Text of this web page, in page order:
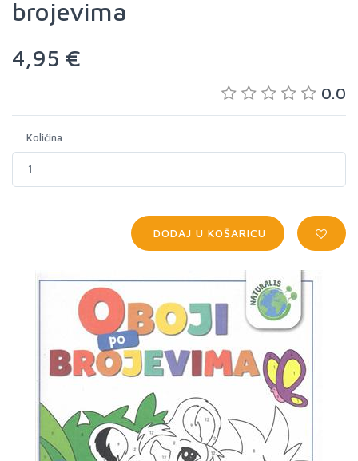
brojevima
4,95 €
0.0
Količina
DODAJ U KOŠARICU